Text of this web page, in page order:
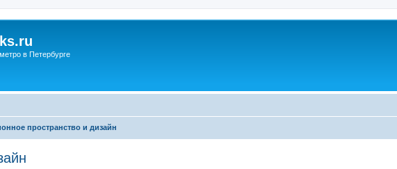
в Петербурге
пространство и дизайн